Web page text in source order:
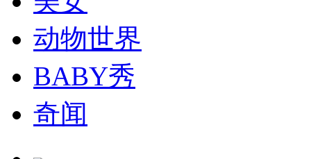
走！跟着总书记去植树
消防员救轻生者 花炮节热闹非凡
动物世界
BABY秀
奇闻